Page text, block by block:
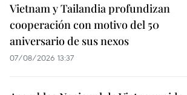
Vietnam y Tailandia profundizan
cooperación con motivo del 50
aniversario de sus nexos
07/08/2026 13:37